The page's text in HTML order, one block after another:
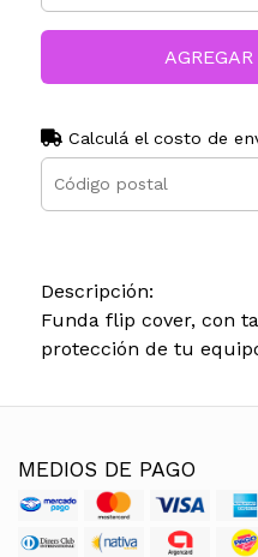
Calculá el costo de
Descripción:
Funda flip cover, con
protección de tu
MEDIOS DE PAGO